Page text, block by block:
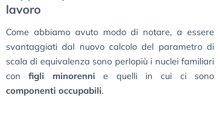
lavoro
Come abbiamo avuto modo di notare, a essere
svantaggiati dal nuovo calcolo del parametro di
scala di equivalenza sono perlopiù i nuclei familiari
configli minorenni e quelli in cui ci sono
componenti occupabili.